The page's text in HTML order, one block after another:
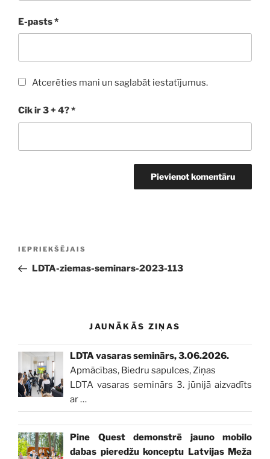
E-pasts*
Atcerēties mani un saglabāt iestatījumus.
Cik ir 3 + 4?*
Iepriekšējā
ziņa:
IEPRIEKŠĒJAIS
LDTA-ziemas-seminars-2023-113
JAUNĀKĀS ZIŅAS
LDTA vasaras seminārs, 3.06.2026.
Apmācības, Biedru sapulces,Ziņas
LDTA vasaras seminārs 3. jūnijā aizvadīts
ar…
Pine Quest demonstrē jauno mobilo
dabas pieredžu konceptu Latvijas Meža